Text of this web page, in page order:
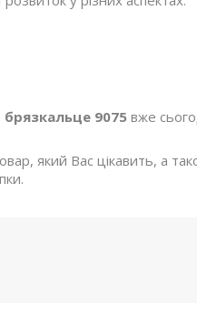
брязкальце 9075 вже
який Вас цікавить, а